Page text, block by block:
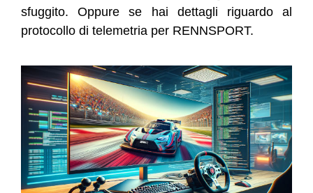
sfuggito. Oppure se hai dettagli riguardo al
protocollo di telemetria per RENNSPORT.